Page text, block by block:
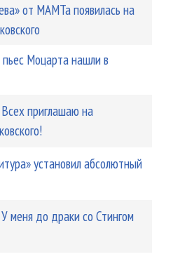
от МАМТа появилась на
Моцарта нашли в
приглашаю на
установил абсолютный
меня до драки со Стингом